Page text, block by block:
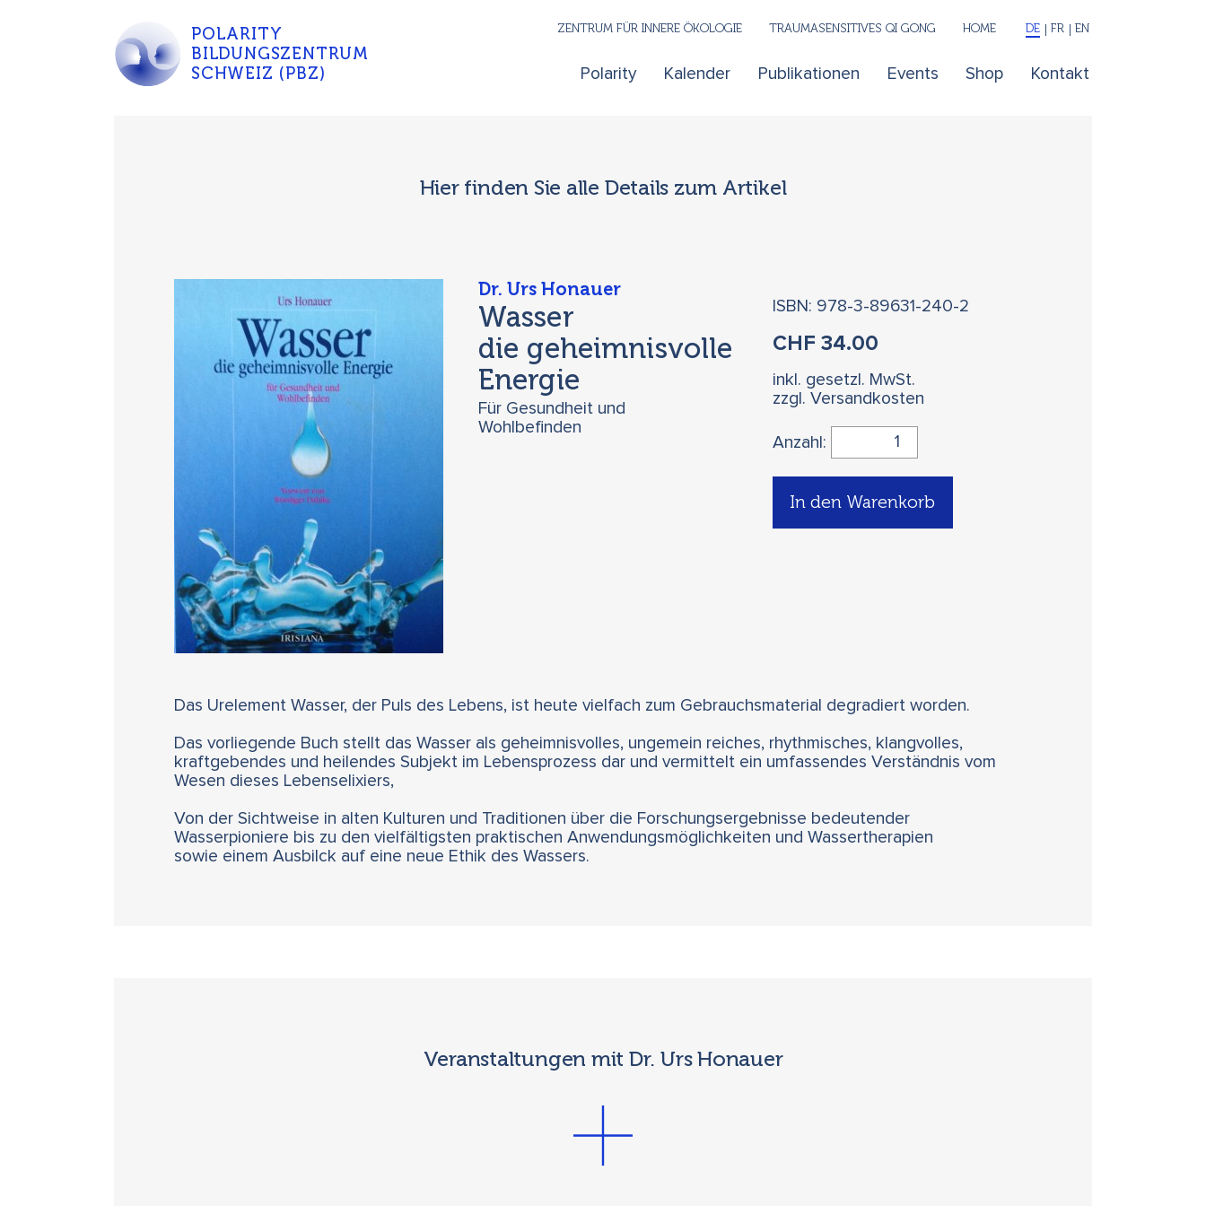
POLARITY
BILDUNGSZENTRUM
SCHWEIZ (PBZ)
Polarity Kalender Publikationen Events Shop Kontakt
ZENTRUM FÜR INNERE ÖKOLOGIE TRAUMASENSITIVES QI GONG HOME DE FR EN
Hier finden Sie alle Details zum Artikel
Dr. Urs Honauer
Wasser
die geheimnisvolle
Energie
Für Gesundheit und
Wohlbefinden
ISBN: 978-3-89631-240-2
CHF 34.00
inkl. gesetzl. MwSt.
zzgl. Versandkosten
Anzahl:
In den Warenkorb
Das Urelement Wasser, der Puls des Lebens, ist heute vielfach zum Gebrauchsmaterial degradiert worden.
Das vorliegende Buch stellt das Wasser als geheimnisvolles, ungemein reiches, rhythmisches, klangvolles,
kraftgebendes und heilendes Subjekt im Lebensprozess dar und vermittelt ein umfassendes Verständnis vom
Wesen dieses Lebenselixiers,
Von der Sichtweise in alten Kulturen und Traditionen über die Forschungsergebnisse bedeutender
Wasserpioniere bis zu den vielfältigsten praktischen Anwendungsmöglichkeiten und Wassertherapien
sowie einem Ausbilck auf eine neue Ethik des Wassers.
Veranstaltungen mit Dr. Urs Honauer